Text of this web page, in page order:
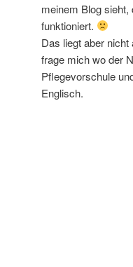
meinem Blog
funktioniert.
Das liegt aber
frage mich wo der
Pflegevorschule
Englisch.